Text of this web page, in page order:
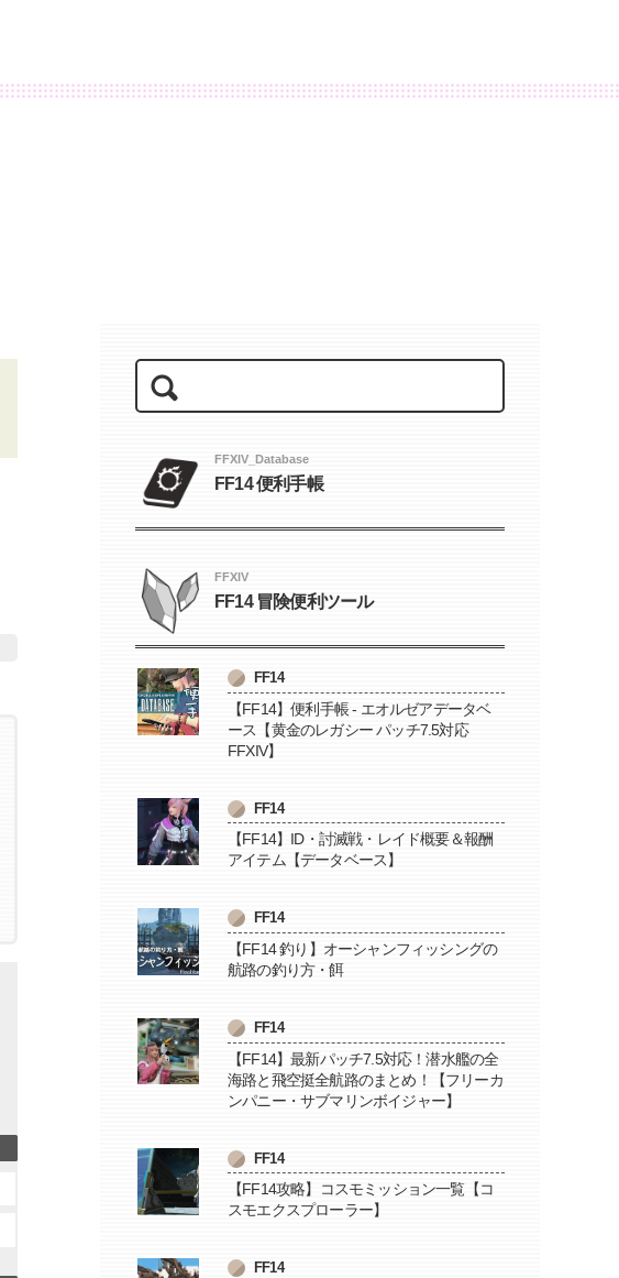
FFXIV_Database
FF14 便利手帳
FFXIV
FF14 冒険便利ツール
FF14
【FF14】便利手帳 - エオルゼアデータベ
ース【黄金のレガシー パッチ7.5対応
FFXIV】
FF14
【FF14】ID・討滅戦・レイド概要＆報酬
アイテム【データベース】
FF14
【FF14 釣り】オーシャンフィッシングの
航路の釣り方・餌
FF14
【FF14】最新パッチ7.5対応！潜水艦の全
海路と飛空挺全航路のまとめ！【フリーカ
ンパニー・サブマリンボイジャー】
FF14
【FF14攻略】コスモミッション一覧【コ
スモエクスプローラー】
FF14